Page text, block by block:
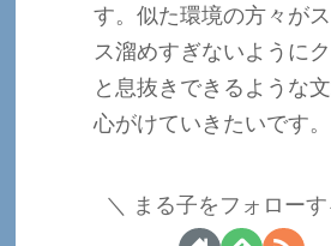
す。似た環境の方々が
ス溜めすぎないように
と息抜きできるような
心がけていきたいです。
まる子をフォローす